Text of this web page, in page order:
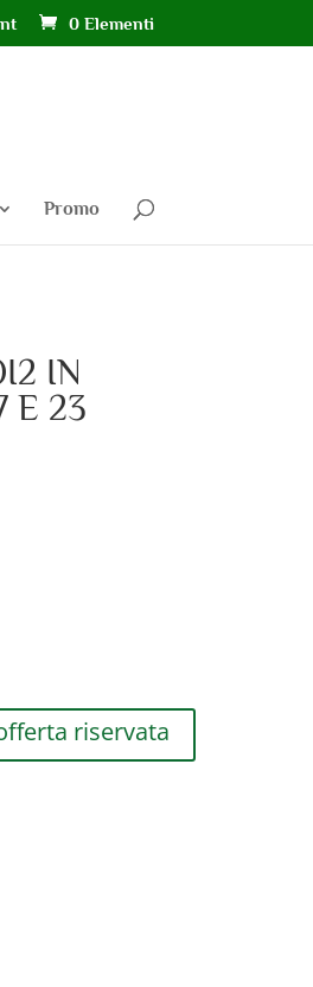
0 Elementi
Promo
IN
E 23
riservata